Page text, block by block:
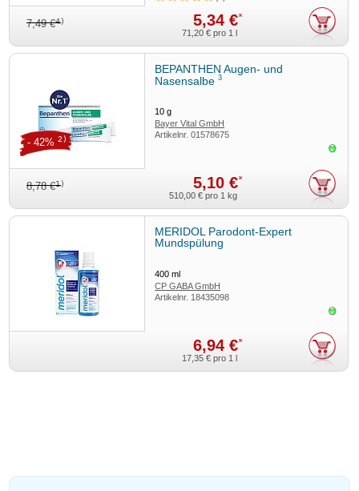
7,49 €4) 5,34 €*
71,20 € pro 1 l
BEPANTHEN Augen- und
Nasensalbe3
10g
Bayer Vital GmbH
Artikelnr.01578675
8,78 €1) 5,10 €*
- 42% 2)
510,00 € pro 1 kg
MERIDOL Parodont-Expert
Mundspülung
400ml
CP GABA GmbH
Artikelnr. 18435098
6,94 €*
17,35 € pro 1 l